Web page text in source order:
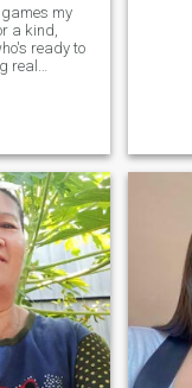
games my
a kind,
ready to
real